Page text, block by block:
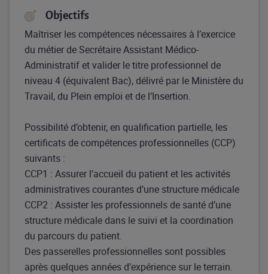
Objectifs
Maîtriser les compétences nécessaires à l’exercice
du métier de Secrétaire Assistant Médico-
Administratif et valider le titre professionnel de
niveau 4 (équivalent Bac), délivré par le Ministère du
Travail, du Plein emploi et de l’Insertion.​
Possibilité d’obtenir, en qualification partielle, les
certificats de compétences professionnelles (CCP)
suivants :​
CCP1 : Assurer l’accueil du patient et les activités
administratives courantes d’une structure médicale​
CCP2 : Assister les professionnels de santé d’une
structure médicale dans le suivi et la coordination
du parcours du patient.
Des passerelles professionnelles sont possibles
après quelques années d’expérience sur le terrain.​